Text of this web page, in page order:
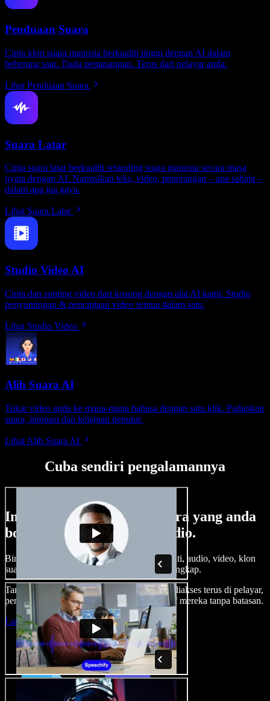
Penduaan Suara
Cipta klon suara manusia berkualiti tinggi dengan AI dalam
beberapa saat. Tiada pemasangan. Terus dari pelayar anda.
Lihat Penduaan Suara
Suara Latar
Cipta suara latar berkualiti setanding suara manusia secara masa
nyata dengan AI. Narrasikan teks, video, penerangan – apa sahaja –
dalam apa jua gaya.
Lihat Suara Latar
Studio Video AI
Cipta dan sunting video dari kosong dengan alat AI kami. Studio
penyuntingan & penciptaan video semua dalam satu.
Lihat Studio Video
Alih Suara AI
Tukar video anda ke mana-mana bahasa dengan satu klik. Padankan
suara, intonasi dan kelajuan penutur.
Lihat Alih Suara AI
Cuba sendiri pengalamannya
Ini hanya sebahagian perkara yang anda
boleh buat di Speechify Studio.
Bina suara latar, tambah imej stok tanpa royalti, audio, video, klon
suara anda, untuk projek audio video yang lengkap.
Tanpa keluk pembelajaran dan semua boleh diakses terus di pelayar,
pencipta boleh realisasikan segala idea kreatif mereka tanpa batasan.
Lancarkan Studio